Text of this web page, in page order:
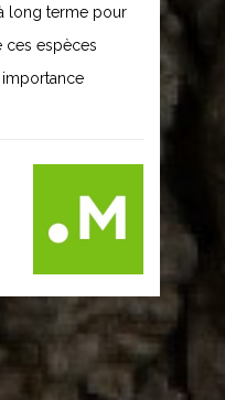
long terme pour
ces espèces
importance